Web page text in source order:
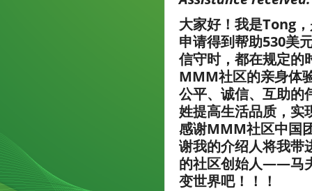
大家好！我是Tong
申请得到帮助530美
信守时，都在规定的
MMM社区的亲身体
公平、诚信、互助的
姓提高生活品质，实
感谢MMM社区中国
谢我的介绍人将我
的社区创始人——马
变世界吧！！！